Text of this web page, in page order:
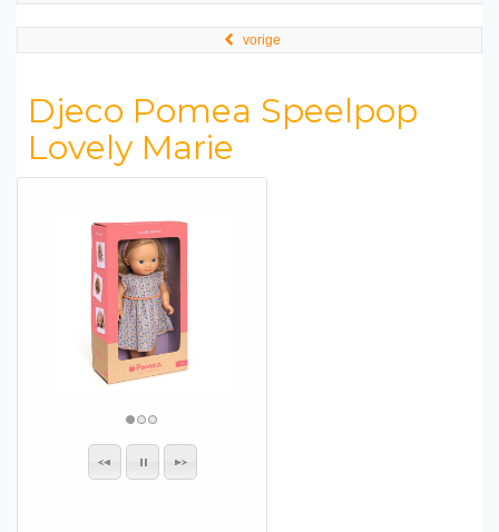
vorige
Djeco Pomea Speelpop
Lovely Marie